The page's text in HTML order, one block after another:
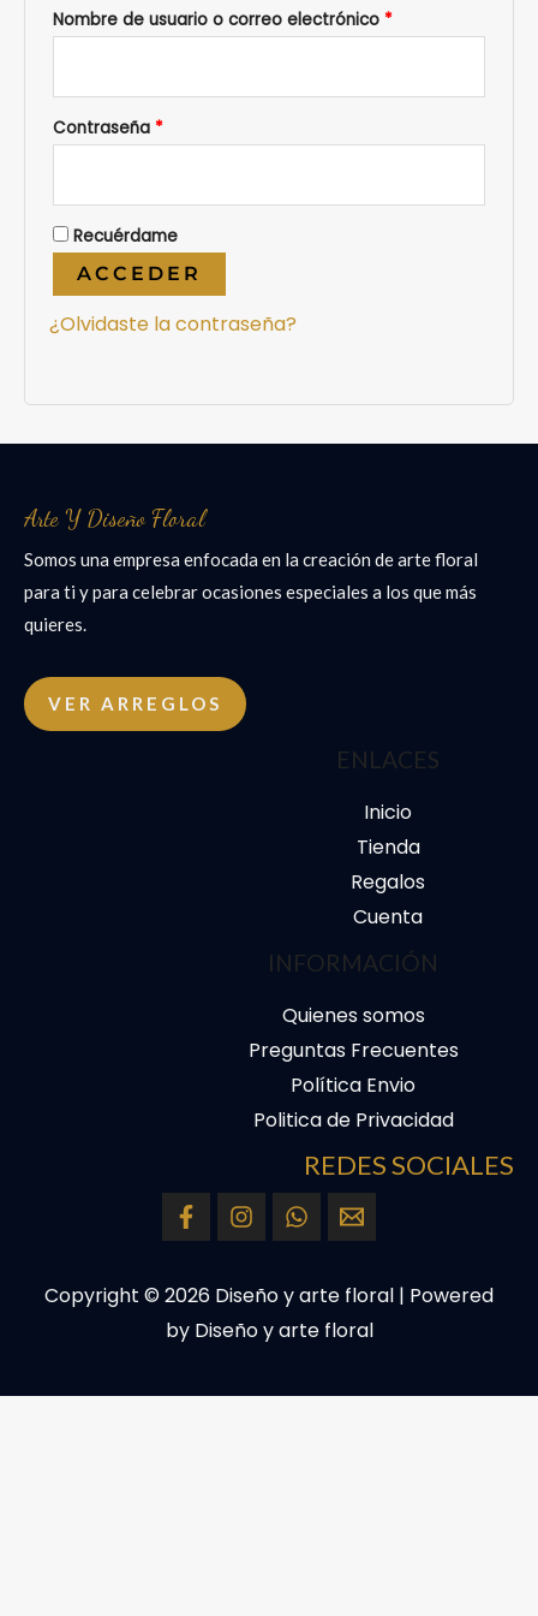
Nombre de usuario o correo electrónico *
Contraseña *
Recuérdame
ACCEDER
¿Olvidaste la contraseña?
Arte Y Diseño Floral
Somos una empresa enfocada en la creación de arte floral
para ti y para celebrar ocasiones especiales a los que más
quieres.
VER ARREGLOS
ENLACES
Inicio
Tienda
Regalos
Cuenta
INFORMACIÓN
Quienes somos
Preguntas Frecuentes
Política Envio
Politica de Privacidad
REDES SOCIALES
Copyright © 2026 Diseño y arte floral | Powered
by Diseño y arte floral